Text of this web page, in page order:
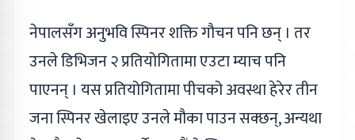
नेपालसँग अनुभवि स्पिनर शक्ति गौचन पनि छन् । तर
उनले डिभिजन २ प्रतियोगितामा एउटा म्याच पनि
पाएनन् । यस प्रतियोगितामा पीचको अवस्था हेरेर तीन
जना स्पिनर खेलाइए उनले मौका पाउन सक्छन्, अन्यथा